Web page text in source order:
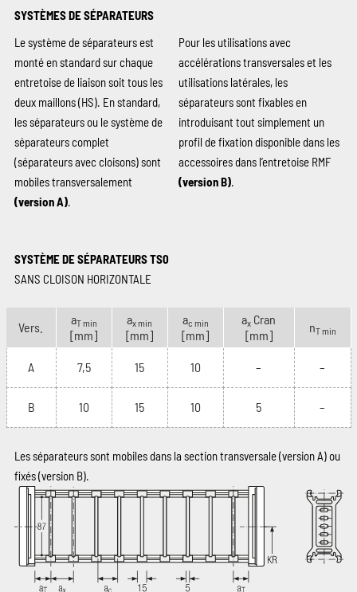
SYSTÈMES DE SÉPARATEURS
Le système de séparateurs est
monté en standard sur chaque
entretoise de liaison soit tous les
deux maillons (HS). En standard,
les séparateurs ou le système de
séparateurs complet
(séparateurs avec cloisons) sont
mobiles transversalement
(version A).
Pour les utilisations avec
accélérations transversales et les
utilisations latérales, les
séparateurs sont fixables en
introduisant tout simplement un
profil de fixation disponible dans les
accessoires dans l’entretoise RMF
(version B).
SYSTÈME DE SÉPARATEURS TS0
SANS CLOISON HORIZONTALE
Vers.
aT min
[mm]
ax min
[mm]
ac min
[mm]
ax Cran
[mm]
nT min
A 7,5 15 10 – –
B 10 15 10 5 –
Les séparateurs sont mobiles dans la section transversale (version A) ou
fixés (version B).